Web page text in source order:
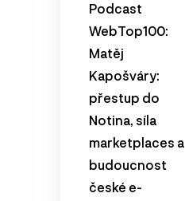
Podcast
WebTop100:
Matěj
Kapošváry:
přestup do
Notina, síla
marketplaces a
budoucnost
české e-